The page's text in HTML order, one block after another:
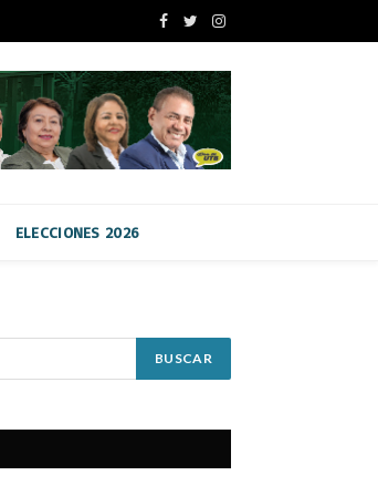
Facebook
TwitterInstagram
ELECCIONES 2026